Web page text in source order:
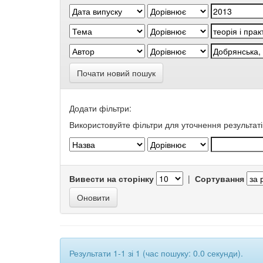
Почати новий пошук
Додати фільтри:
Використовуйте фільтри для уточнення
Вивести на сторінку | Сортування
Результати 1-1 зі 1 (час пошуку: 0.0 секунди).